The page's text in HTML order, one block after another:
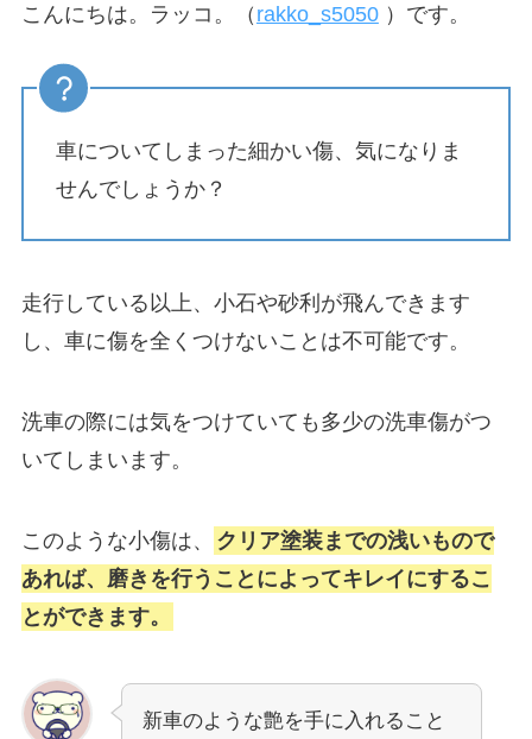
こんにちは。ラッコ。（ rakko_s5050）です。
車についてしまった細かい傷、気になりま
せんでしょうか？
走行している以上、小石や砂利が飛んできます
し、車に傷を全くつけないことは不可能です。
洗車の際には気をつけていても多少の洗車傷がつ
いてしまいます。
このような小傷は、
クリア塗装までの浅いもので
あれば、磨きを行うことによってキレイにするこ
とができます。
新車のような艶を手に入れること